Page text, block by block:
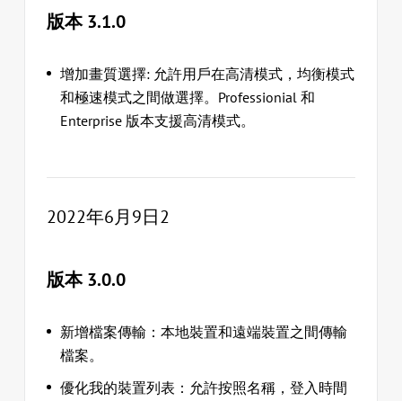
版本 3.1.0
增加畫質選擇: 允許用戶在高清模式，均衡模式
和極速模式之間做選擇。Professionial 和
Enterprise 版本支援高清模式。
2022年6月9日2
版本 3.0.0
新增檔案傳輸：本地裝置和遠端裝置之間傳輸
檔案。
優化我的裝置列表：允許按照名稱，登入時間